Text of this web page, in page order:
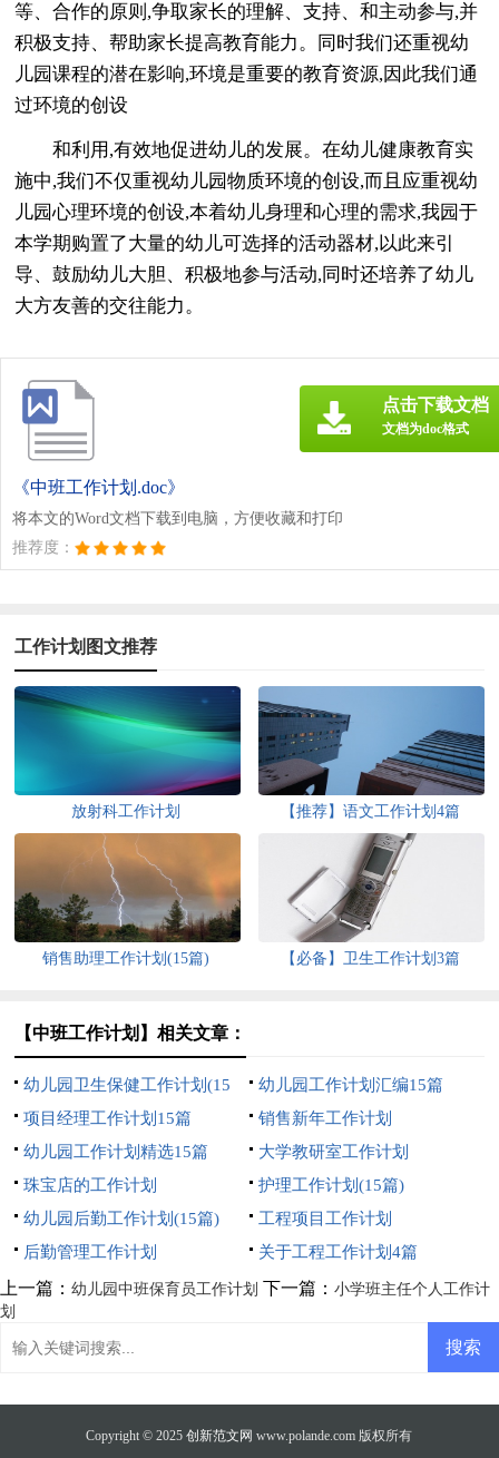
等、合作的原则,争取家长的理解、支持、和主动参与,并
积极支持、帮助家长提高教育能力。同时我们还重视幼
儿园课程的潜在影响,环境是重要的教育资源,因此我们通
过环境的创设
和利用,有效地促进幼儿的发展。在幼儿健康教育实
施中,我们不仅重视幼儿园物质环境的创设,而且应重视幼
儿园心理环境的创设,本着幼儿身理和心理的需求,我园于
本学期购置了大量的幼儿可选择的活动器材,以此来引
导、鼓励幼儿大胆、积极地参与活动,同时还培养了幼儿
大方友善的交往能力。
《中班工作计划.doc》
将本文的Word文档下载到电脑，方便收藏和打印
推荐度：
点击下载文档
文档为doc格式
工作计划图文推荐
放射科工作计划 【推荐】语文工作计划4篇
销售助理工作计划(15篇) 【必备】卫生工作计划3篇
【中班工作计划】相关文章：
幼儿园卫生保健工作计划(15
篇)
幼儿园工作计划汇编15篇
项目经理工作计划15篇
销售新年工作计划
幼儿园工作计划精选15篇
大学教研室工作计划
珠宝店的工作计划
护理工作计划(15篇)
幼儿园后勤工作计划(15篇)
工程项目工作计划
后勤管理工作计划
关于工程工作计划4篇
上一篇： 幼儿园中班保育员工作计划 下一篇： 小学班主任个人工作计
划
Copyright © 2025创新范文网 www.polande.com 版权所有